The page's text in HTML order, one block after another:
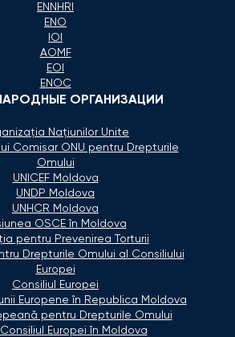
ENNHRI
ENO
IOI
AOMF
EOI
ENOC
ОРГАНИЗАЦИИ
Naţiunilor Unite
Comisar ONU pentru Drepturile
Omului
UNICEF Moldova
UNDP Moldova
UNHCR Moldova
OSCE în Moldova
pentru Prevenirea Torturii
Drepturile Omului al Consiliului
Europei
Consiliul Europei
Europene în Republica Moldova
pentru Drepturile Omului
Europei în Moldova